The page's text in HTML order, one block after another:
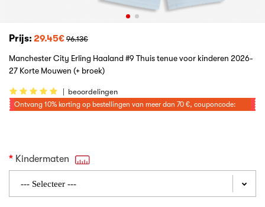
Prijs: 29.45€ 96.13€
Manchester City Erling Haaland #9 Thuis tenue voor kinderen 2026-
27 Korte Mouwen (+ broek)
| beoordelingen
Ontvang 10% korting op bestellingen van meer dan 70 €, couponcode:
Kindermaten